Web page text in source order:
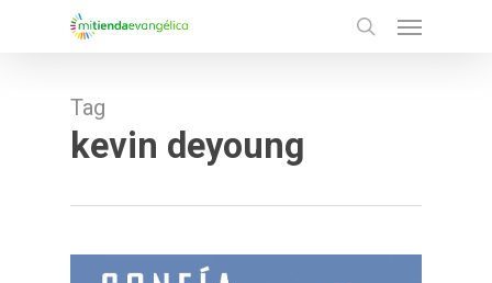
Tag
kevin deyoung